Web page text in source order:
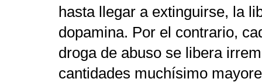
hasta llegar a extinguirse, la
dopamina. Por el contrario,
droga de abuso se libera
cantidades muchísimo